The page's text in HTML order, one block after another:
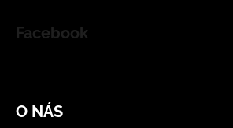
Facebook
O NÁS